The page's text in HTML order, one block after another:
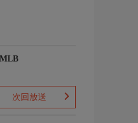
次回放送